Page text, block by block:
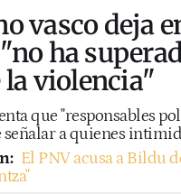
vasco deja
ha
la violencia"
que "responsables
a quienes
El PNV acusa a Bildu